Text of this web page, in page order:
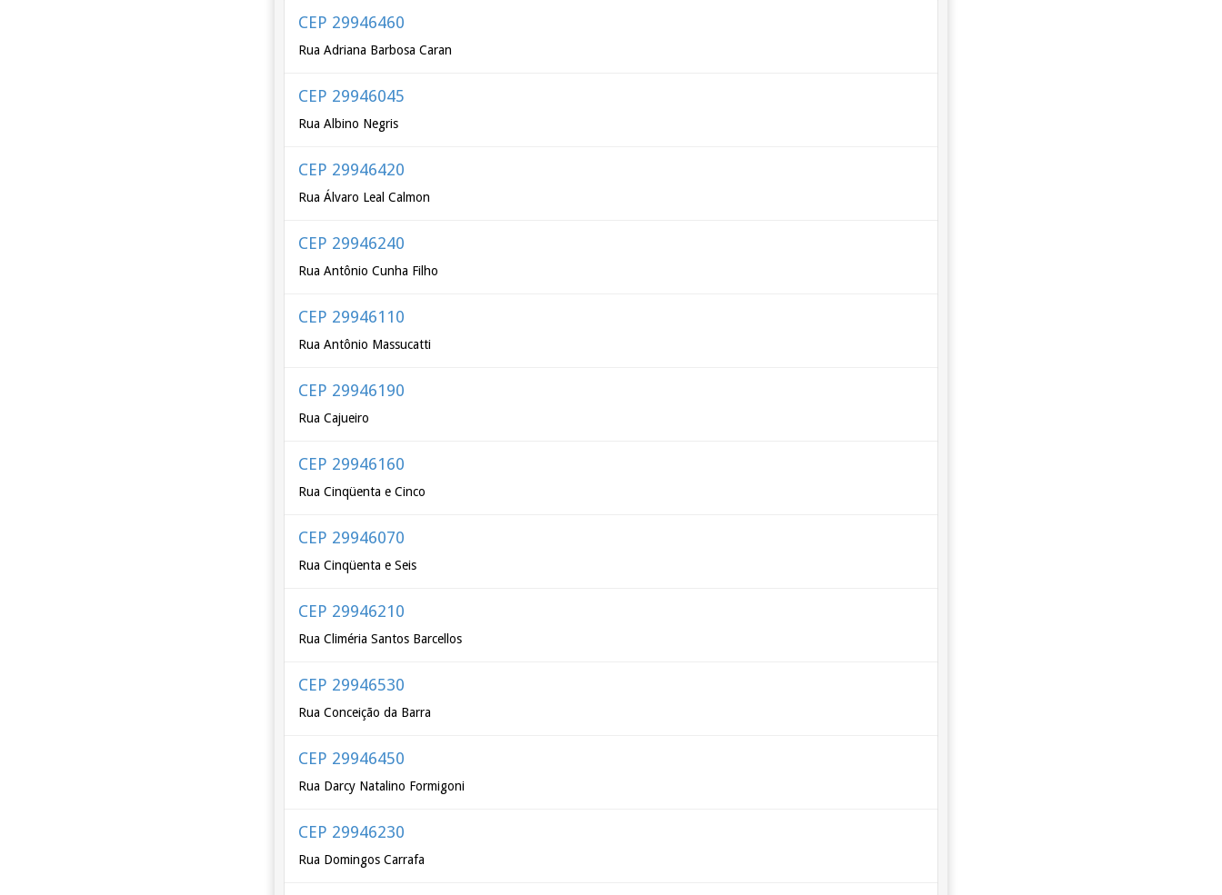
CEP 29946460
Rua Adriana Barbosa Caran
CEP 29946045
Rua Albino Negris
CEP 29946420
Rua Álvaro Leal Calmon
CEP 29946240
Rua Antônio Cunha Filho
CEP 29946110
Rua Antônio Massucatti
CEP 29946190
Rua Cajueiro
CEP 29946160
Rua Cinqüenta e Cinco
CEP 29946070
Rua Cinqüenta e Seis
CEP 29946210
Rua Climéria Santos Barcellos
CEP 29946530
Rua Conceição da Barra
CEP 29946450
Rua Darcy Natalino Formigoni
CEP 29946230
Rua Domingos Carrafa